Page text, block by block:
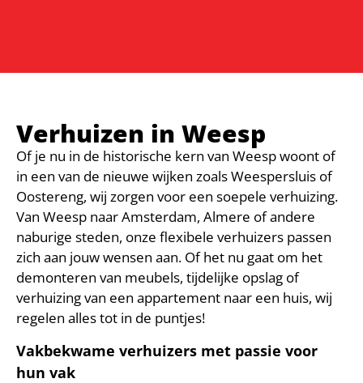
Verhuizen in Weesp
Of je nu in de historische kern van Weesp woont of
in een van de nieuwe wijken zoals Weespersluis of
Oostereng, wij zorgen voor een soepele verhuizing.
Van Weesp naar Amsterdam, Almere of andere
naburige steden, onze flexibele verhuizers passen
zich aan jouw wensen aan. Of het nu gaat om het
demonteren van meubels, tijdelijke opslag of
verhuizing van een appartement naar een huis, wij
regelen alles tot in de puntjes!
Vakbekwame verhuizers met passie voor
hun vak